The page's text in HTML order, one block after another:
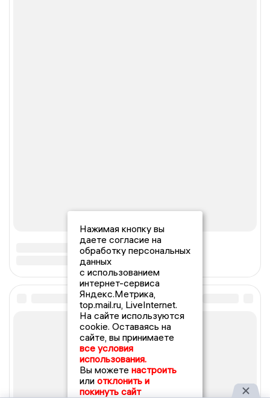
Нажимая кнопку вы
даете согласие на
обработку персональных
данных
с использованием
интернет-сервиса
Яндекс.Метрика,
top.mail.ru, LiveInternet.
На сайте используются
cookie. Оставаясь на
сайте, вы принимаете
все условия
использования.
Вы можете настроить
или отклонить и
покинуть сайт